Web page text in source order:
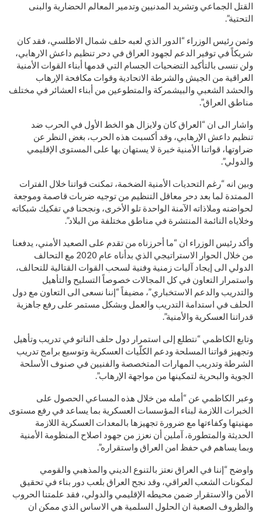
القتل الجماعي وتشريد المدنيين وتدمير المعالم الحضارية والبنى
التحتية”.
وثمن رئيس الوزراء “الدور الذي لعبه حلف شمال الاطلسي، فقد كان
شريكاً في توفير الدعم لجهود العراق في دحر تنظيم داعش الارهابي،
ولن ننسى بالتأكيد التضحيات الجسام التي قدمها أبناء القوات الأمنية
العراقية من الجيش والشرطة الاتحادية وقوات مكافحة الإرهاب
والحشد الشعبي والبيشمركة والمتطوعين من أبناء العشائر في مختلف
مناطق العراق”.
واشار الى ان “العراق كان ولايزال هو الخط الأول في الحرب ضد
تنظيم داعش الإرهابي، وقد أكسبت هذه الحرب، بغض النظر عن
ضراوتها، قواتنا الأمنية خبرة لا يستهان بها على المستوى الإقليمي
والدولي”.
وبين انه “رغم التحديات الأمنية الضخمة، تمكنت قواتنا خلال الفترات
الممتدة لما بعد دحر معاقل التنظيم من توجيه ضربات قاصمة وموجعة
لحواضنه وملاذاته الآمنة الواحدة تلو الأخرى، ونجحنا في تفكيك شبكاته
وخلاياه النائمة المنتشرة في مناطق مختلفة من البلاد”.
وأكد رئيس الوزراء ان “ما أحرزناه من تقدم على الصعيد الأمني، يدفعنا
من خلال الحوار الاستراتيجي الذي بدأناه عام 2020 مع التحالف
الدولي الى إيجاد آليات زمنية وفنية لسحب القوات القتالية للتحالف،
واستمرار التعاون في كل المجالات خصوصاً التسليح والتأهيل
والتدريب والدعم الاستخباري”، مضيفاً “إننا نسعى الى التعاون مع دول
الحلف في استدامة التدريب والعمل وبشكل مستمر على رفع جاهزية
قدراتنا العسكرية والأمنية”.
وتابع الكاظمي “نتطلع إلى استمرار دول حلف الناتو في تدريب وتأهيل
وتجهيز قواتنا المسلحة ودعم الكلّيات العسكرية وتوسيع برامج تدريب
الشرطة وتدريب المهارات المتخصصة والفنيين في صنوف الأسلحة
الجوية والبحرية لتمكينها من مواجهة الإرهاب”.
وعبر الكاظمي عن “أمله من خلال هذه المساعي الحصول على
الخبرات اللازمة لبناء المؤسسات العسكرية بما يساعد في رفع مستوى
مهنيتها وكفاءتها مع ضرورة تجهيزها بالمعدات العسكرية اللازمة
الحديثة والمتطورة، آملين أن نعزز من جهود اصلاح المنظومة الأمنية
وبما يساهم في حفظ امن العراق واستقراره”.
واوضح “إننا في العراق نعتز بالتنوع الديني والمذهبي والقومي
لمكونات الشعب العراقي، وقد نجح العراق بلعب دور بناء في تحقيق
الأمن والاستقرار ضمن محيطه الإقليمي والدولي، فقد علمتنا الحروب
والظروف الصعبة ان الحلول السلمية هي الاساس الذي ممكن ان